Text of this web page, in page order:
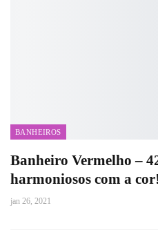
BANHEIROS
Banheiro Vermelho –
harmoniosos com a
jan 26, 2021